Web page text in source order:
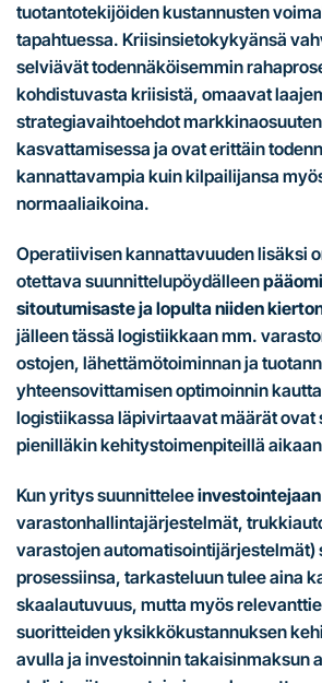
tuotantotekijöiden kustannusten
tapahtuessa. Kriisinsietokykyänsä
selviävät todennäköisemmin
kohdistuvasta kriisistä, omaavat
strategiavaihtoehdot
kasvattamisessa ja ovat erittäin
kannattavampia kuin kilpailijansa
normaaliaikoina.
Operatiivisen kannattavuuden lisäksi
otettava suunnittelupöydälleen
sitoutumisaste ja lopulta niiden
jälleen tässä logistiikkaan mm.
ostojen, lähettämötoiminnan ja
yhteensovittamisen optimoinnin
logistiikassa läpivirtaavat määrät ovat
pienilläkin kehitystoimenpiteillä
Kun yritys suunnitteleeinvestointejaan
varastonhallintajärjestelmät,
varastojen automatisointijärjestelmät)
prosessiinsa, tarkasteluun tulee aina
skaalautuvuus, mutta myös
suoritteiden yksikkökustannuksen
avulla ja investoinnin takaisinmaksun